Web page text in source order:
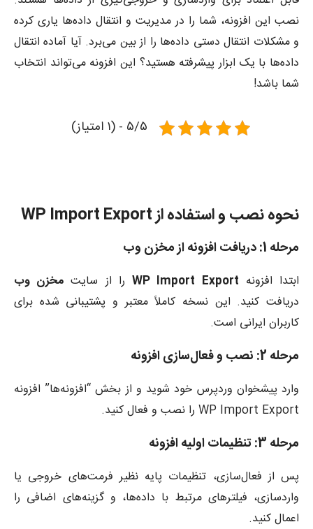
نصب این افزونه، شما را در مدیریت و انتقال داده‌ها یاری کرده
و مشکلات انتقال دستی داده‌ها را از بین می‌برد. آیا آماده انتقال
داده‌ها با یک ابزار پیشرفته هستید؟ این افزونه می‌تواند انتخاب
شما باشد!
۵/۵ - (۱ امتیاز)
نحوه نصب و استفاده از WP Import Export
مرحله 1: دریافت افزونه از مخزن وب
ابتدا افزونه WP Import Exportرا از سایت مخزن وب
دریافت کنید. این نسخه کاملاً معتبر و پشتیبانی شده برای
کاربران ایرانی است.
مرحله 2: نصب و فعال‌سازی افزونه
وارد پیشخوان وردپرس خود شوید و از بخش “افزونه‌ها” افزونه
WP Import Export را نصب و فعال کنید.
مرحله 3: تنظیمات اولیه افزونه
پس از فعال‌سازی، تنظیمات پایه نظیر فرمت‌های خروجی یا
واردسازی، فیلترهای مرتبط با داده‌ها، و گزینه‌های اضافی را
اعمال کنید.